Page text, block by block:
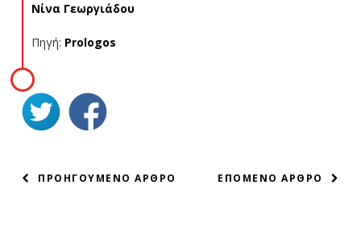
Νίνα Γεωργιάδου
Πηγή: Prologos
ΠΛΟΗΓΗΣΗ
ΕΠΟΜΕΝΟ ΑΡΘΡΟ
ΠΡΟΗΓΟΥΜΕΝΟ ΑΡΘΡΟ